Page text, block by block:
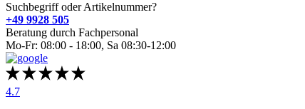
Suchbegriff oder Artikelnummer?
+49 9928 505
Beratung durch Fachpersonal
Mo-Fr: 08:00 - 18:00, Sa 08:30-12:00
4.7